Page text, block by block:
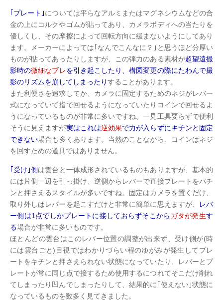
｢プレート｣については平らなアルミまたはマグネシウムなどの合
金の上にコルクやゴムが貼ってあり、カメラボディへの当たりを
優しくし、その摩擦によって回転方向に緩まないようにしてあり
ます。メーカーによっては｢なんでこんなに？｣と思うほど分厚い
ものが貼ってあったりしますが、この弾力のある素材が超望遠撮
影時の微細なブレを引き起こしたり、構図変更の際にたわんで撮
影のリズムを崩してしまったりすることがあります。
また利便さを追求してか、カメラに固定するためのネジがレバー
式になっていて指で回せるようになっていたりコインで回せるよ
うになっているものが非常に多いですね。一見工具要らずで便利
そうに見えますが実はこれは逆効果で力が入らずにキチンと固定
できない場合も多くあります。当然のことながら、コインはネジ
を回すための道具ではありません。
｢受け｣側は雲台と一体成形されているものもありますが、基本的
には片側一辺を引っ掛け、逆側からレバーで直接プレートをパチ
ンと押さえるスタイルが多いですね。固定はカメラを置くだけ、
取り外しはレバーを起こすだけと非常に簡単に思えますが、
レバ
ー側は1点でしかプレートに接しておらずそこから ガタが発生す
る場合が非常に多いものです。
ほとんどの雲台はこのレバー位置の調整が出来ず、受け側が(時
には雲台ごと)目視ではわかりづらい程のゆがみが発生してプレ
ートをキチンと押さえられない状態になっていたり、レバーとプ
レートが常に同じ点で接するため使用するにつれてそこだけ削れ
てしまったり凹んでしまったりして、結果的に｢使えない｣状態に
なっているものを数多く見てきました。